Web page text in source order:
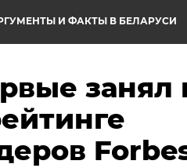
И ФАКТЫ В БЕЛАРУСИ
занял